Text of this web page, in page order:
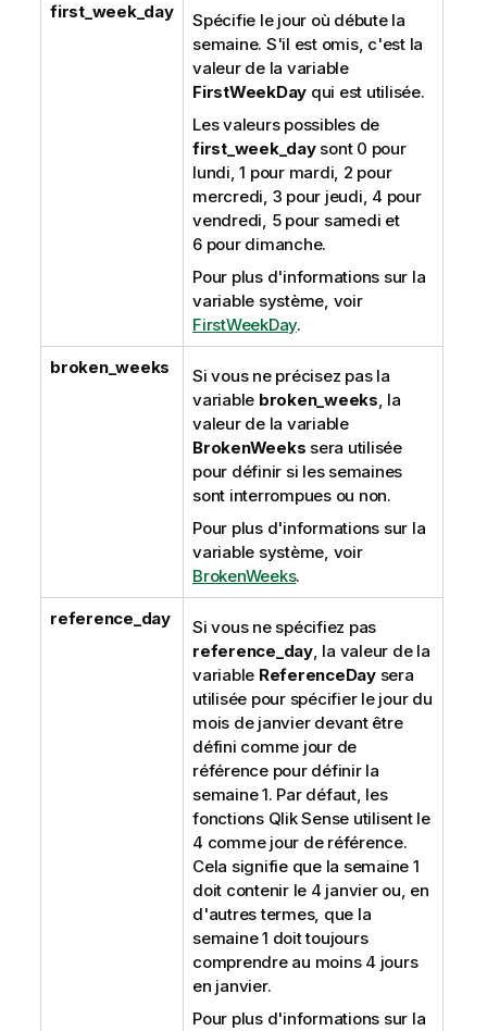
first_week_day
Spécifie le jour où débute la
semaine. S'il est omis, c'est la
valeur de la variable
FirstWeekDay qui est utilisée.
Les valeurs possibles de
first_week_daysont 0 pour
lundi, 1 pour mardi, 2 pour
mercredi, 3 pour jeudi, 4 pour
vendredi, 5 pour samedi et
6 pour dimanche.
Pour plus d'informations sur la
variable système, voir
FirstWeekDay.
broken_weeks
Si vous ne précisez pas la
variable broken_weeks, la
valeur de la variable
BrokenWeeks sera utilisée
pour définir si les semaines
sont interrompues ou non.
Pour plus d'informations sur la
variable système, voir
BrokenWeeks.
reference_day
Si vous ne spécifiez pas
reference_day, la valeur de la
variable ReferenceDaysera
utilisée pour spécifier le jour du
mois de janvier devant être
défini comme jour de
référence pour définir la
semaine 1. Par défaut, les
fonctions Qlik Sense utilisent le
4 comme jour de référence.
Cela signifie que la semaine 1
doit contenir le 4 janvier ou, en
d'autres termes, que la
semaine 1 doit toujours
comprendre au moins 4 jours
en janvier.
Pour plus d'informations sur la